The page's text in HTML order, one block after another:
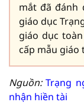
mắt đã đánh
giáo dục
giáo dục
cấp mẫu giáo
Nguồn:Trạng
nhận hiền tài